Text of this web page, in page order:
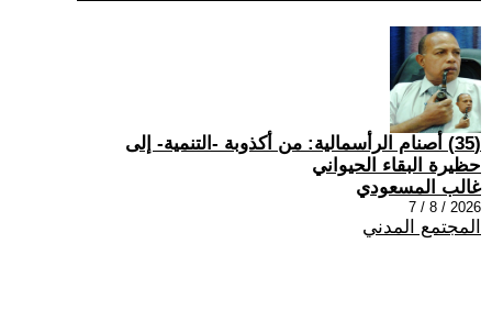
(35) أصنام الرأسمالية: من أكذوبة -التنمية- إلى
حظيرة البقاء الحيواني
غالب المسعودي
2026 / 8 / 7
المجتمع المدني